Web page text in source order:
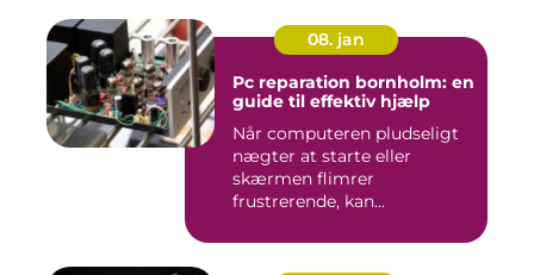
08. jan
Pc reparation bornholm: en
guide til effektiv hjælp
Når computeren pludseligt
nægter at starte eller
skærmen flimrer
frustrerende, kan...